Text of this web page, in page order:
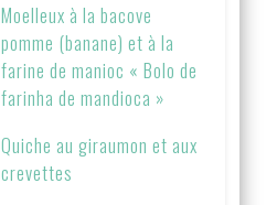
Moelleux à la bacove
pomme (banane) et à la
farine de manioc « Bolo de
farinha de mandioca »
Quiche au giraumon et aux
crevettes